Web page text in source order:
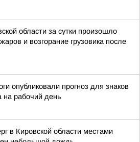
области за сутки произошло
и возгорание грузовика после
опубликовали прогноз для знаков
на рабочий день
в Кировской области местами